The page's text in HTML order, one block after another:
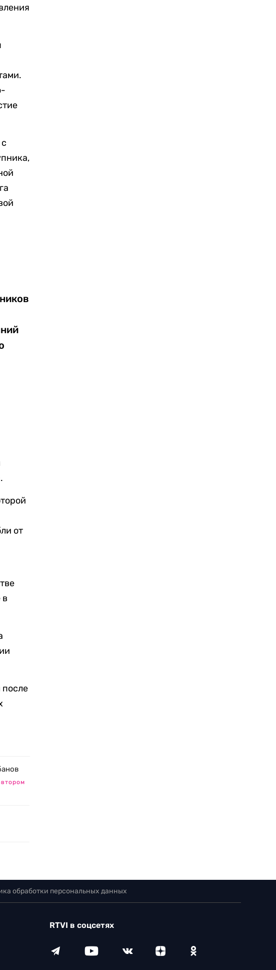
от
в
обработки персональных данных
RTVI в соцсетях